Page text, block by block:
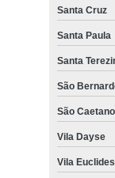
Santa Cruz
Santa Paula
Santa
São
São
Vila Dayse
Vila Euclides